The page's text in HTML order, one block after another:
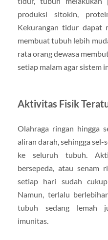
produksi sitokin,
Kekurangan tidur dapat
membuat tubuh lebih
rata orang dewasa
setiap malam agar sistem
Aktivitas Fisik
Olahraga ringan hingga
aliran darah, sehingga
ke seluruh tubuh.
bersepeda, atau senam
setiap hari sudah
Namun, terlalu
tubuh sedang lemah
imunitas.